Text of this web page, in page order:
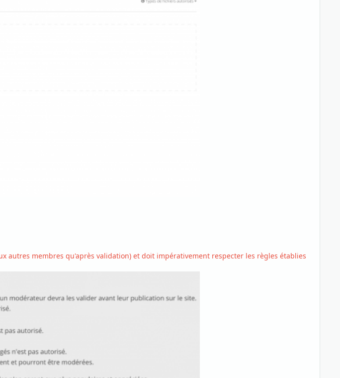
autres membres qu'après validation) et doit impérativement respecter les règles établies